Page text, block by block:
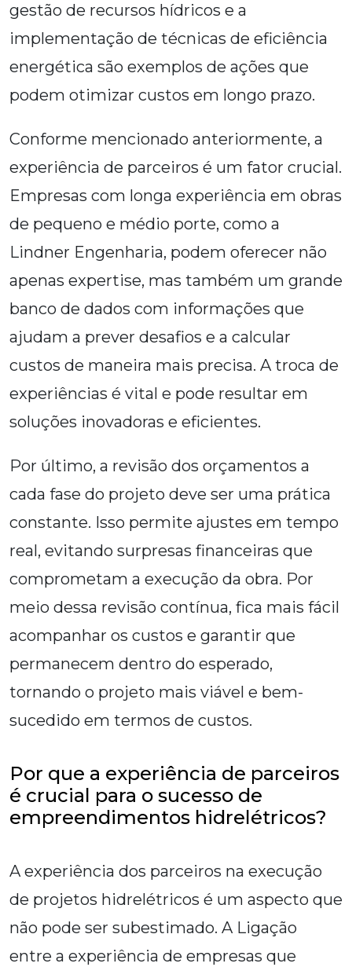
gestão de recursos hídricos e a
implementação de técnicas de eficiência
energética são exemplos de ações que
podem otimizar custos em longo prazo.
Conforme mencionado anteriormente, a
experiência de parceiros é um fator crucial.
Empresas com longa experiência em obras
de pequeno e médio porte, como a
Lindner Engenharia, podem oferecer não
apenas expertise, mas também um grande
banco de dados com informações que
ajudam a prever desafios e a calcular
custos de maneira mais precisa. A troca de
experiências é vital e pode resultar em
soluções inovadoras e eficientes.
Por último, a revisão dos orçamentos a
cada fase do projeto deve ser uma prática
constante. Isso permite ajustes em tempo
real, evitando surpresas financeiras que
comprometam a execução da obra. Por
meio dessa revisão contínua, fica mais fácil
acompanhar os custos e garantir que
permanecem dentro do esperado,
tornando o projeto mais viável e bem-
sucedido em termos de custos.
Por que a experiência de parceiros
é crucial para o sucesso de
empreendimentos hidrelétricos?
A experiência dos parceiros na execução
de projetos hidrelétricos é um aspecto que
não pode ser subestimado. A Ligação
entre a experiência de empresas que